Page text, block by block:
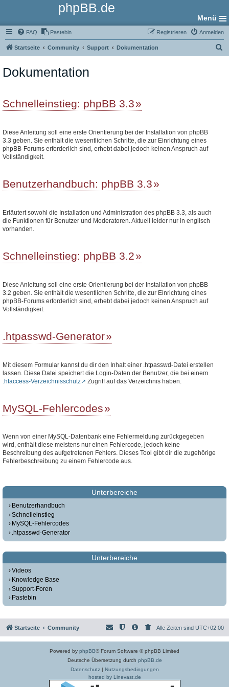
phpBB.de
Menü
FAQ Pastebin Anmelden
Registrieren
Startseite Community Support Dokumentation
Dokumentation
Schnelleinstieg: phpBB 3.3
Diese Anleitung soll eine erste Orientierung bei der Installation von phpBB
3.3 geben. Sie enthält die wesentlichen Schritte, die zur Einrichtung eines
phpBB-Forums erforderlich sind, erhebt dabei jedoch keinen Anspruch auf
Vollständigkeit.
Benutzerhandbuch: phpBB 3.3
Erläutert sowohl die Installation und Administration des phpBB 3.3, als auch
die Funktionen für Benutzer und Moderatoren. Aktuell leider nur in englisch
vorhanden.
Schnelleinstieg: phpBB 3.2
Diese Anleitung soll eine erste Orientierung bei der Installation von phpBB
3.2 geben. Sie enthält die wesentlichen Schritte, die zur Einrichtung eines
phpBB-Forums erforderlich sind, erhebt dabei jedoch keinen Anspruch auf
Vollständigkeit.
.htpasswd-Generator
Mit diesem Formular kannst du dir den Inhalt einer .htpasswd-Datei erstellen
lassen. Diese Datei speichert die Login-Daten der Benutzer, die bei einem
.htaccess-Verzeichnisschutz
Zugriff auf das Verzeichnis haben.
MySQL-Fehlercodes
Wenn von einer MySQL-Datenbank eine Fehlermeldung zurückgegeben
wird, enthält diese meistens nur einen Fehlercode, jedoch keine
Beschreibung des aufgetretenen Fehlers. Dieses Tool gibt dir die zugehörige
Fehlerbeschreibung zu einem Fehlercode aus.
Unterbereiche
Benutzerhandbuch
Schnelleinstieg
MySQL-Fehlercodes
.htpasswd-Generator
Unterbereiche
Videos
Knowledge Base
Support-Foren
Pastebin
Startseite Community Alle Zeiten sind UTC+02:00
Powered by phpBB® Forum Software © phpBB Limited
Deutsche Übersetzung durch phpBB.de
Datenschutz| Nutzungsbedingungen
hosted by Linevast.de